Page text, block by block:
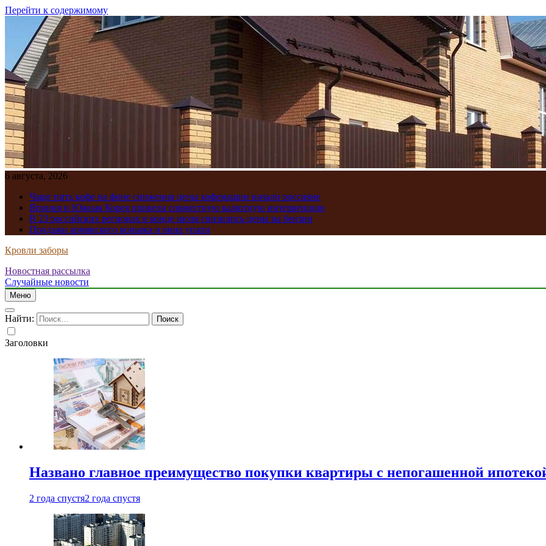
Перейти к содержимому
6 августа, 2026
Чаще пить кофе на фоне снижения цены кофемашин начали россияне
Япония и Южная Корея провели совместную валютную интервенцию
В 23 российских регионах в конце июля снизились цены на бензин
Продажи армянского коньяка и вина упали
Кровли заборы
Новостная рассылка
Случайные новости
Меню
Найти:
Заголовки
Названо главное преимущество покупки квартиры с непогашенной
2 года спустя2 года спустя